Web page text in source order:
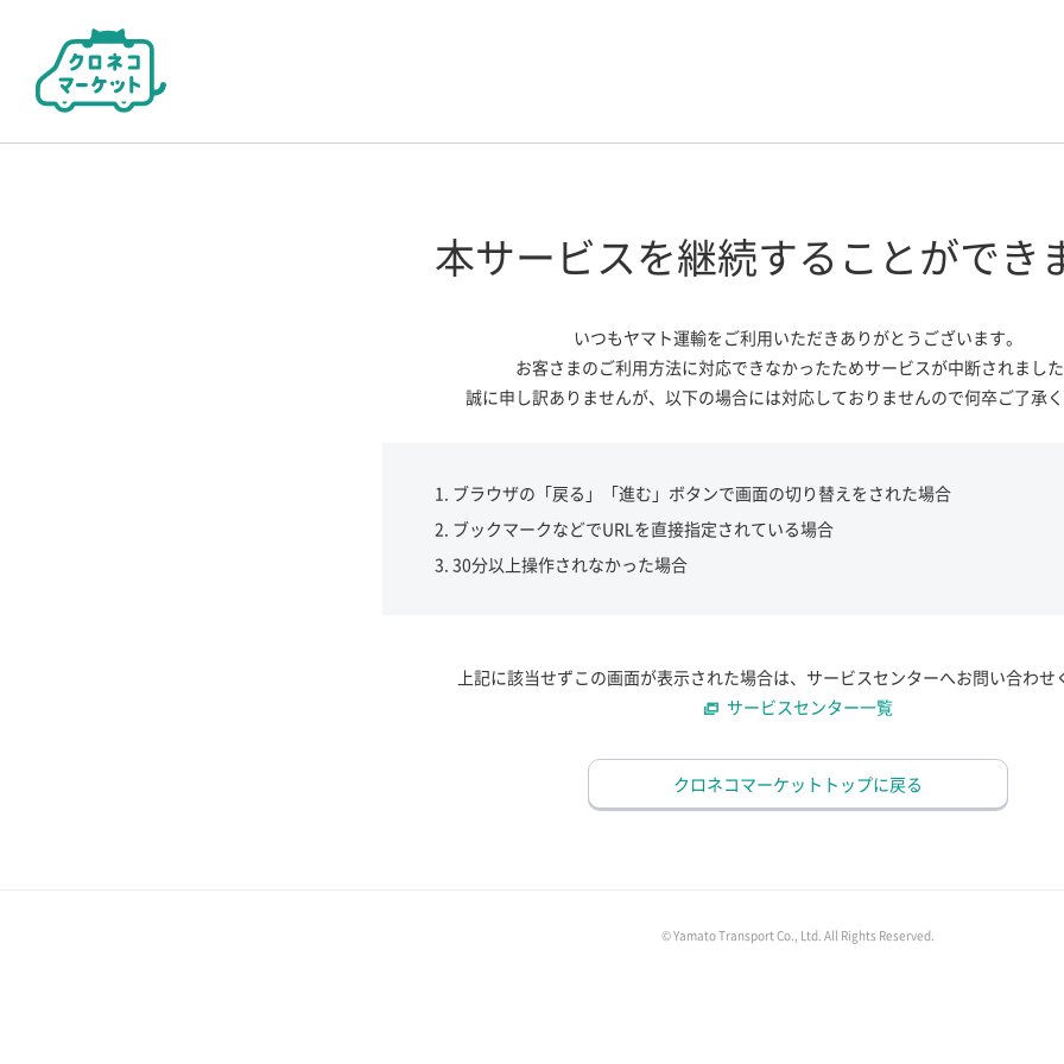
本サービスを継続する ことができ
いつもヤマト運輸をご利用いただきありがとうございます。
お客さまのご利用方法に対応できなかったためサービスが中断されました
誠に申し訳ありませんが、 以下の場合には対応しておりませんので何卒ご了承く
ブラウザの「戻る」「進む」ボタンで画面の切り替えをされた場合
ブックマークなどでURLを直接指定されている場合
30分以上操作されなかった場合
上記に該当せずこの画面が表示された場合は、サービスセンターへお問い合わせ
サービスセンター一覧
クロネコマーケットトップに戻る
© Yamato Transport Co., Ltd. All Rights Reserved.